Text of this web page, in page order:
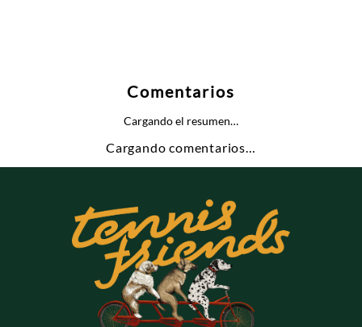
Comentarios
Cargando el resumen…
Cargando comentarios…